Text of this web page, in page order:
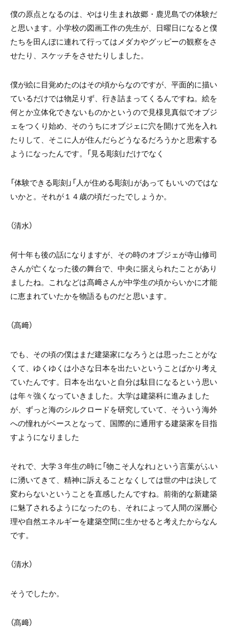
僕の原点となるのは、やはり生まれ故郷・鹿児島での体験だ
と思います。小学校の図画工作の先生が、日曜日になると僕
たちを田んぼに連れて行ってはメダカやグッピーの観察をさ
せたり、スケッチをさせたりしました。
僕が絵に目覚めたのはその頃からなのですが、平面的に描い
ているだけでは物足りず、行き詰まってくるんですね。絵を
何とか立体化できないものかというので見様見真似でオブジ
ェをつくり始め、そのうちにオブジェに穴を開けて光を入れ
たりして、そこに人が住んだらどうなるだろうかと思索する
ようになったんです。「見る彫刻」だけでなく
「体験できる彫刻」「人が住める彫刻」があってもいいのではな
いかと。それが１４歳の頃だったでしょうか。
（清水）
何十年も後の話になりますが、その時のオブジェが寺山修司
さんが亡くなった後の舞台で、中央に据えられたことがあり
ましたね。これなどは髙﨑さんが中学生の頃からいかに才能
に恵まれていたかを物語るものだと思います。
（髙﨑）
でも、その頃の僕はまだ建築家になろうとは思ったことがな
くて、ゆくゆくは小さな日本を出たいということばかり考え
ていたんです。日本を出ないと自分は駄目になるという思い
は年々強くなっていきました。大学は建築科に進みました
が、ずっと海のシルクロードを研究していて、そういう海外
への憧れがベースとなって、国際的に通用する建築家を目指
すようになりました
それで、大学３年生の時に「物こそ人なれ」という言葉がふい
に湧いてきて、精神に訴えることなくしては世の中は決して
変わらないということを直感したんですね。前衛的な新建築
に魅了されるようになったのも、それによって人間の深層心
理や自然エネルギーを建築空間に生かせると考えたからなん
です。
（清水）
そうでしたか。
（髙﨑）